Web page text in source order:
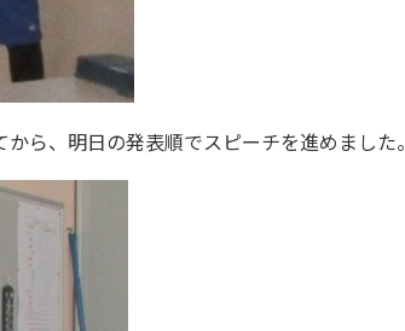
ら、明日の発表順でスピーチを進めました。